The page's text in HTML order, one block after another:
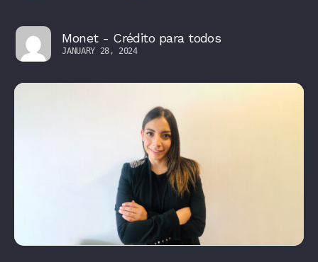
Monet - Crédito para todos
JANUARY 28, 2024